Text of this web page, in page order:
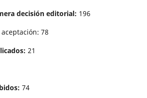
decisión editorial: 196
78
21
74